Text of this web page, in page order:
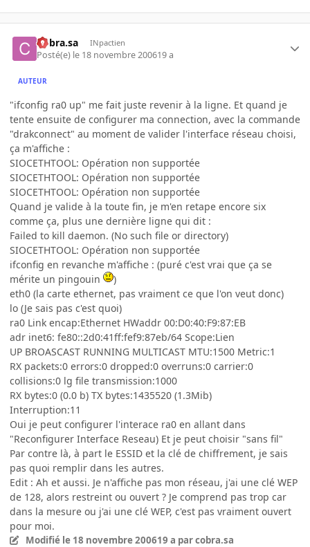
Cobra.sa INpactien
Posté(e) le 18 novembre 200619 a
AUTEUR
"ifconfig ra0 up" me fait juste revenir à la ligne. Et quand je
tente ensuite de configurer ma connection, avec la commande
"drakconnect" au moment de valider l'interface réseau choisi,
ça m'affiche :
SIOCETHTOOL: Opération non supportée
SIOCETHTOOL: Opération non supportée
SIOCETHTOOL: Opération non supportée
Quand je valide à la toute fin, je m'en retape encore six
comme ça, plus une dernière ligne qui dit :
Failed to kill daemon. (No such file or directory)
SIOCETHTOOL: Opération non supportée
ifconfig en revanche m'affiche : (puré c'est vrai que ça se
mérite un pingouin
)
eth0 (la carte ethernet, pas vraiment ce que l'on veut donc)
lo (Je sais pas c'est quoi)
ra0 Link encap:Ethernet HWaddr 00:D0:40:F9:87:EB
adr inet6: fe80::2d0:41ff:fef9:87eb/64 Scope:Lien
UP BROASCAST RUNNING MULTICAST MTU:1500 Metric:1
RX packets:0 errors:0 dropped:0 overruns:0 carrier:0
collisions:0 lg file transmission:1000
RX bytes:0 (0.0 b) TX bytes:1435520 (1.3Mib)
Interruption:11
Oui je peut configurer l'interace ra0 en allant dans
"Reconfigurer Interface Reseau) Et je peut choisir "sans fil"
Par contre là, à part le ESSID et la clé de chiffrement, je sais
pas quoi remplir dans les autres.
Edit : Ah et aussi. Je n'affiche pas mon réseau, j'ai une clé WEP
de 128, alors restreint ou ouvert ? Je comprend pas trop car
dans la mesure ou j'ai une clé WEP, c'est pas vraiment ouvert
pour moi.
Modifié le 18 novembre 200619 a par cobra.sa